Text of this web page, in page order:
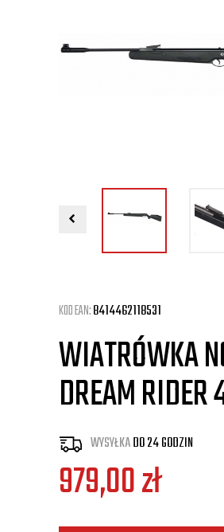
KOD EAN:8414462118531
WIATRÓWKA
DREAM
WYSYŁKADO 24 GODZIN
979,00zł